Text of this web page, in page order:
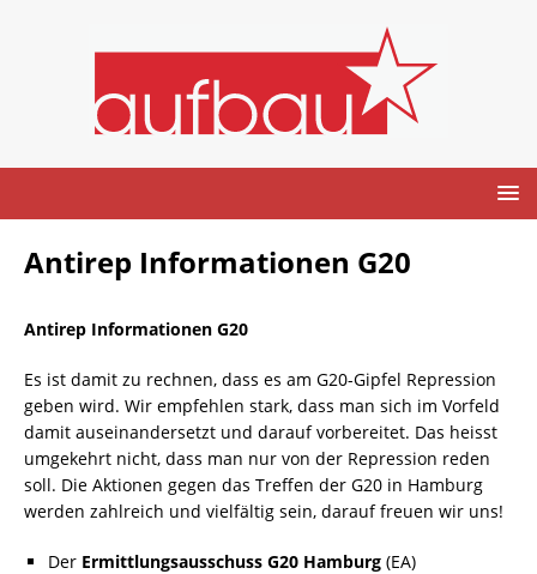
Antirep Informationen G20
Antirep Informationen G20
Es ist damit zu rechnen, dass es am G20-Gipfel Repression
geben wird. Wir empfehlen stark, dass man sich im Vorfeld
damit auseinandersetzt und darauf vorbereitet. Das heisst
umgekehrt nicht, dass man nur von der Repression reden
soll. Die Aktionen gegen das Treffen der G20 in Hamburg
werden zahlreich und vielfältig sein, darauf freuen wir uns!
Der Ermittlungsausschuss G20 Hamburg (EA)